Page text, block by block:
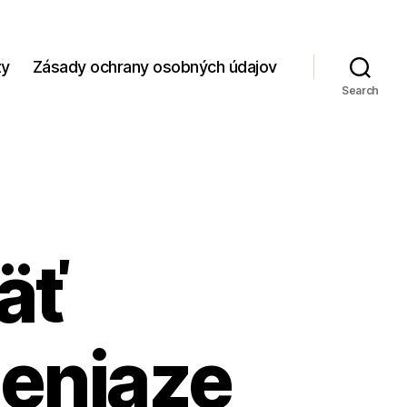
Zásady ochrany osobných údajov
Search